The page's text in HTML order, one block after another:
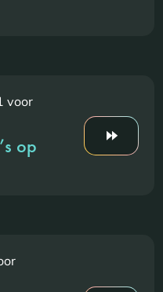
voor
op